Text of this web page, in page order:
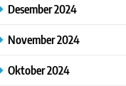
Desember 2024
November 2024
Oktober 2024